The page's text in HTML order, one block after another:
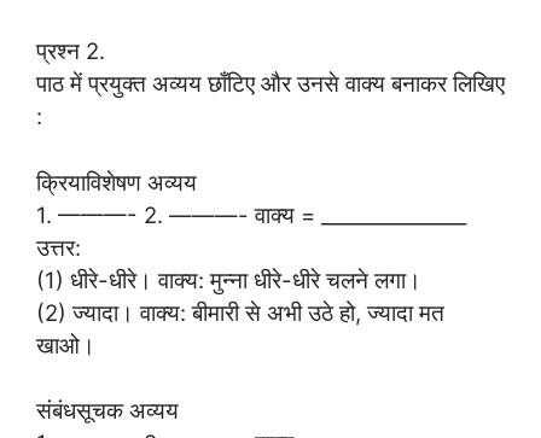
प्रश्न 2.
पाठ में प्रयुक्त अव्यय छाँटिए और उनसे वाक्य बनाकर लिखिए
:
क्रियाविशेषण अव्यय
1. ———- 2. ———- वाक्य = _______________
उत्तर:
(1) धीरे-धीरे। वाक्य: मुन्ना धीरे-धीरे चलने लगा।
(2) ज्यादा। वाक्य: बीमारी से अभी उठे हो, ज्यादा मत
खाओ।
संबंधसूचक अव्यय